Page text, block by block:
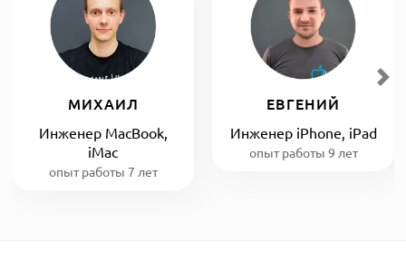
МИХАИЛ
Инженер MacBook,
iMac
опыт работы 7 лет
ЕВГЕНИЙ
Инженер iPhone, iPad
опыт работы 9 лет